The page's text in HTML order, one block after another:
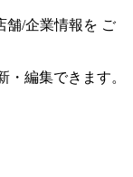
舗/企業情報を ご
編集できます。